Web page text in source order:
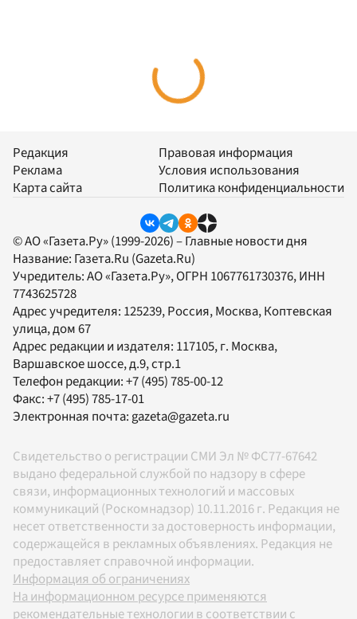
Редакция
Реклама
Карта сайта
Правовая информация
Условия использования
Политика конфиденциальности
© АО «Газета.Ру» (1999-2026) – Главные новости дня
Название: Газета.Ru (Gazeta.Ru)
Учредитель:АО «Газета.Ру», ОГРН 1067761730376, ИНН
7743625728
Адрес учредителя: 125239, Россия, Москва, Коптевская
улица, дом 67
Адрес редакции и издателя: 117105, г. Москва,
Варшавское шоссе, д.9, стр.1
Телефон редакции:+7 (495) 785-00-12
Факс:+7 (495) 785-17-01
Электронная почта: gazeta@gazeta.ru
Свидетельство о регистрации СМИ Эл № ФС77-67642
выдано федеральной службой по надзору в сфере
связи, информационных технологий и массовых
коммуникаций (Роскомнадзор) 10.11.2016 г. Редакция не
несет ответственности за достоверность информации,
содержащейся в рекламных объявлениях. Редакция не
предоставляет справочной информации.
Информация об ограничениях
На информационном ресурсе применяются
рекомендательные технологии в соответствии с